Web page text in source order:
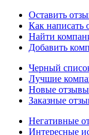
Оставить
Как написать
Найти
Добавить
Черный
Лучшие
Новые отзывы
Заказные
Негативные
Интересные